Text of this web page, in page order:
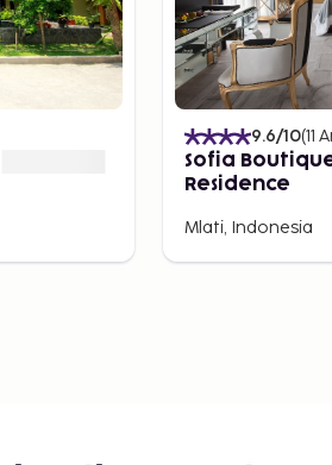
9.6/10(11
Sofia
Residence
Mlati, Indonesia